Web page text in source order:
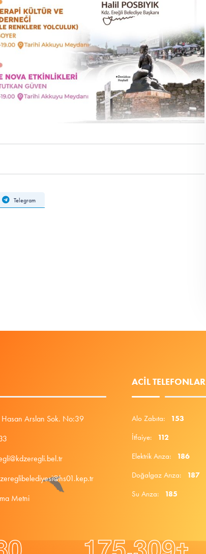
Telegram
Arslan Sok. No:39
Metni
ACIL TELEFONLAR
Alo Zabıta: 153
İtfaiye: 112
Elektrik Arıza: 186
Doğalgaz Arıza: 187
Su Arıza: 185
.